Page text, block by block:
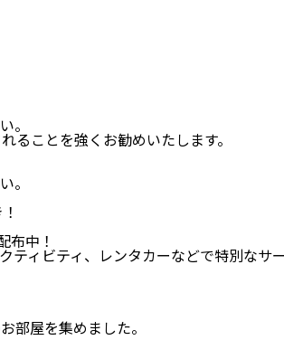
。
ことを強くお勧めいたします。
。
布中！
ィビティ、レンタカーなどで特別なサ
部屋を集めました。